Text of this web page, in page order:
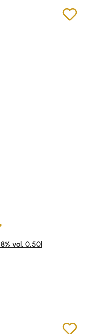
von 5 Sternen
vol. 0,50l